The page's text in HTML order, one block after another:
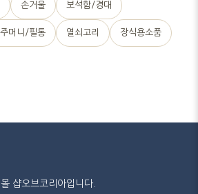
손거울 보석함/경대
머니/필통 열쇠고리 장식용소품
샵오브코리아입니다.